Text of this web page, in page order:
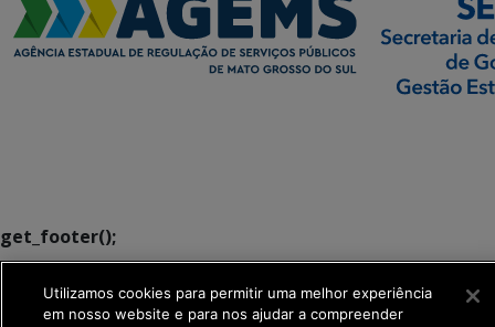
get_footer();
Utilizamos cookies para permitir uma melhor experiência
em nosso website e para nos ajudar a compreender